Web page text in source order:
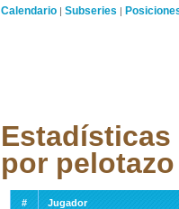
Calendario | Subseries |
Estadísticas
por pelotazo
#
Jugador